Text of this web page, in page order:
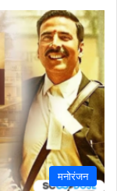
मनोरंजन